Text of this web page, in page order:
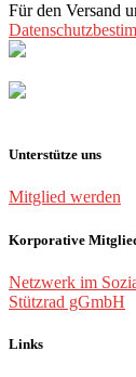
Für den Versand
Unterstütze uns
Mitglied werden
Korporative
Netzwerk im
Stützrad gGmbH
Links